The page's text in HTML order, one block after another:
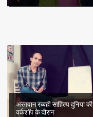
अरग़वान रब्बही साहित्य दुनिया की
वर्कशॉप के दौरान